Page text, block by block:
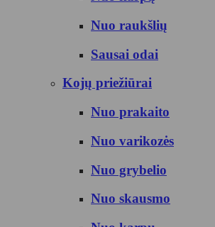
Nuo raukšlių
Sausai odai
Kojų priežiūrai
Nuo prakaito
Nuo varikozės
Nuo grybelio
Nuo skausmo